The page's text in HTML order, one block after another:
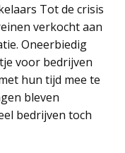
Tot de crisis
verkocht aan
Oneerbiedig
voor bedrijven
hun tijd mee te
bleven
bedrijven toch